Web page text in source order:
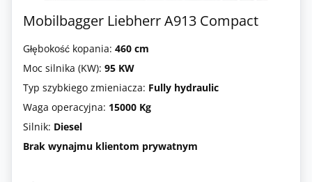
Mobilbagger Liebherr A913 Compact
Głębokość kopania: 460 cm
Moc silnika (KW): 95 KW
Typ szybkiego zmieniacza: Fully hydraulic
Waga operacyjna: 15000 Kg
Silnik: Diesel
Brak wynajmu klientom prywatnym